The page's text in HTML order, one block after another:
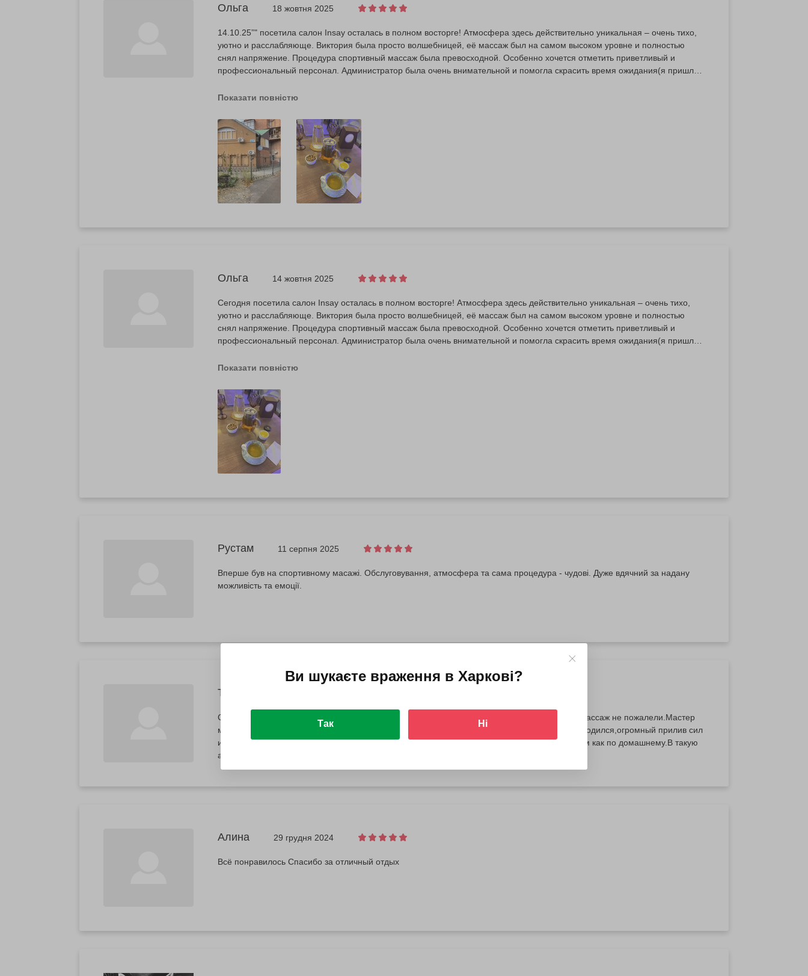
Ольга 18 жовтня 2025
14.10.25”" посетила салон Insay осталась в полном восторге! Атмосфера здесь действительно уникальная – очень тихо,
уютно и расслабляюще. Виктория была просто волшебницей, её массаж был на самом высоком уровне и полностью
снял напряжение. Процедура спортивный массаж была превосходной. Особенно хочется отметить приветливый и
профессиональный персонал. Администратор была очень внимательной и помогла скрасить время ожидания(я пришла
процедур. Я получила не только физическое расслабление, но и настоящий заряд позитива. Обязательно вернусь снова
выбором моего удовольствия 😁🙌. Ребята вы лучшие 💪
Показати повністю
Ольга 14 жовтня 2025
Сегодня посетила салон Insay осталась в полном восторге! Атмосфера здесь действительно уникальная – очень тихо,
уютно и расслабляюще. Виктория была просто волшебницей, её массаж был на самом высоком уровне и полностью
снял напряжение. Процедура спортивный массаж была превосходной. Особенно хочется отметить приветливый и
профессиональный персонал. Администратор была очень внимательной и помогла скрасить время ожидания(я пришла
процедур. Я получила не только физическое расслабление, но и настоящий заряд позитива. Обязательно вернусь снова
Показати повністю
Рустам 11 серпня 2025
Вперше був на спортивному масажі. Обслуговування, атмосфера та сама процедура - чудові. Дуже вдячний за надану
можливість та емоції.
Таня
Салон отличный,атмосфера спокойная,зашёл и забыл о проблемах .Выбрали спортивный массаж не пожалели.Мастер
массажа проработала все мышцы ,каждую точечку тела.После массажа как на свет заново родился,огромный прилив сил
и энергии.Очень гостеприимные сотрудники,после массажа чай травяной с орешками медом как по домашнему.В такую
Алина 29 грудня 2024
Всё понравилось Спасибо за отличный отдых
Ви шукаєте враження в Харкові?
Так Ні